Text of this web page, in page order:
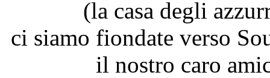
(la casa degli
ci siamo fiondate verso
il nostro caro